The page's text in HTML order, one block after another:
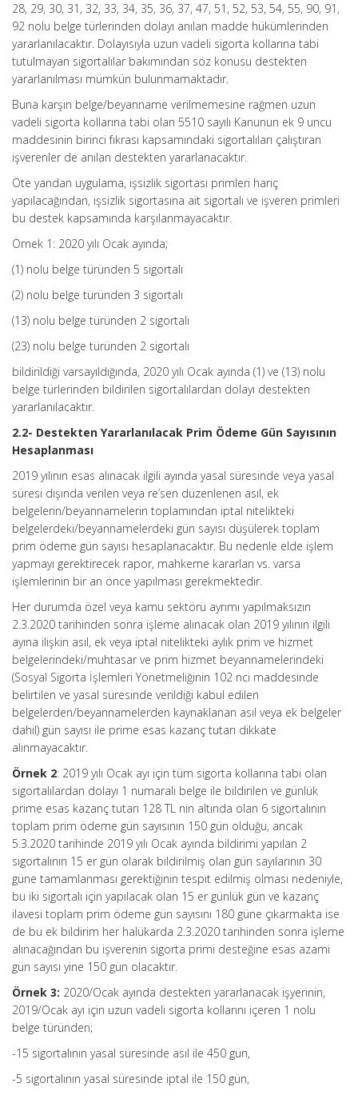
28, 29, 30, 31, 32, 33, 34, 35, 36, 37, 47, 51, 52, 53, 54, 55, 90, 91,
92 nolu belge türlerinden dolayı anılan madde hükümlerinden
yararlanılacaktır. Dolayısıyla uzun vadeli sigorta kollarına tabi
tutulmayan sigortalılar bakımından söz konusu destekten
yararlanılması mümkün bulunmamaktadır.
Buna karşın belge/beyanname verilmemesine rağmen uzun
vadeli sigorta kollarına tabi olan 5510 sayılı Kanunun ek 9 uncu
maddesinin birinci fıkrası kapsamındaki sigortalıları çalıştıran
işverenler de anılan destekten yararlanacaktır.
Öte yandan uygulama, işsizlik sigortası primleri hariç
yapılacağından, işsizlik sigortasına ait sigortalı ve işveren primleri
bu destek kapsamında karşılanmayacaktır.
Örnek 1: 2020 yılı Ocak ayında;
(1) nolu belge türünden 5 sigortalı
(2) nolu belge türünden 3 sigortalı
(13) nolu belge türünden 2 sigortalı
(23) nolu belge türünden 2 sigortalı
bildirildiği varsayıldığında, 2020 yılı Ocak ayında (1) ve (13) nolu
belge türlerinden bildirilen sigortalılardan dolayı destekten
yararlanılacaktır.
2.2- Destekten Yararlanılacak Prim Ödeme Gün Sayısının
Hesaplanması
2019 yılının esas alınacak ilgili ayında yasal süresinde veya yasal
süresi dışında verilen veya re’sen düzenlenen asıl, ek
belgelerin/beyannamelerin toplamından iptal nitelikteki
belgelerdeki/beyannamelerdeki gün sayısı düşülerek toplam
prim ödeme gün sayısı hesaplanacaktır. Bu nedenle elde işlem
yapmayı gerektirecek rapor, mahkeme kararları vs. varsa
işlemlerinin bir an önce yapılması gerekmektedir.
Her durumda özel veya kamu sektörü ayrımı yapılmaksızın
2.3.2020 tarihinden sonra işleme alınacak olan 2019 yılının ilgili
ayına ilişkin asıl, ek veya iptal nitelikteki aylık prim ve hizmet
belgelerindeki/muhtasar ve prim hizmet beyannamelerindeki
(Sosyal Sigorta İşlemleri Yönetmeliğinin 102 nci maddesinde
belirtilen ve yasal süresinde verildiği kabul edilen
belgelerden/beyannamelerden kaynaklanan asıl veya ek belgeler
dahil) gün sayısı ile prime esas kazanç tutarı dikkate
alınmayacaktır.
Örnek 2: 2019 yılı Ocak ayı için tüm sigorta kollarına tabi olan
sigortalılardan dolayı 1 numaralı belge ile bildirilen ve günlük
prime esas kazanç tutarı 128 TL nin altında olan 6 sigortalının
toplam prim ödeme gün sayısının 150 gün olduğu, ancak
5.3.2020 tarihinde 2019 yılı Ocak ayında bildirimi yapılan 2
sigortalının 15 er gün olarak bildirilmiş olan gün sayılarının 30
güne tamamlanması gerektiğinin tespit edilmiş olması nedeniyle,
bu iki sigortalı için yapılacak olan 15 er günlük gün ve kazanç
ilavesi toplam prim ödeme gün sayısını 180 güne çıkarmakta ise
de bu ek bildirim her halükarda 2.3.2020 tarihinden sonra işleme
alınacağından bu işverenin sigorta primi desteğine esas azami
gün sayısı yine 150 gün olacaktır.
Örnek 3: 2020/Ocak ayında destekten yararlanacak işyerinin,
2019/Ocak ayı için uzun vadeli sigorta kollarını içeren 1 nolu
belge türünden;
-15 sigortalının yasal süresinde asıl ile 450 gün,
-5 sigortalının yasal süresinde iptal ile 150 gün,